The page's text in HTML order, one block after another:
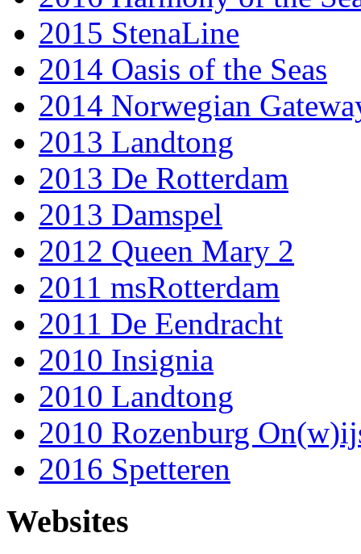
2015 StenaLine
2014 Oasis of the Seas
2014 Norwegian
2013 Landtong
2013 De Rotterdam
2013 Damspel
2012 Queen Mary 2
2011 msRotterdam
2011 De Eendracht
2010 Insignia
2010 Landtong
2010 Rozenburg
2016 Spetteren
Websites